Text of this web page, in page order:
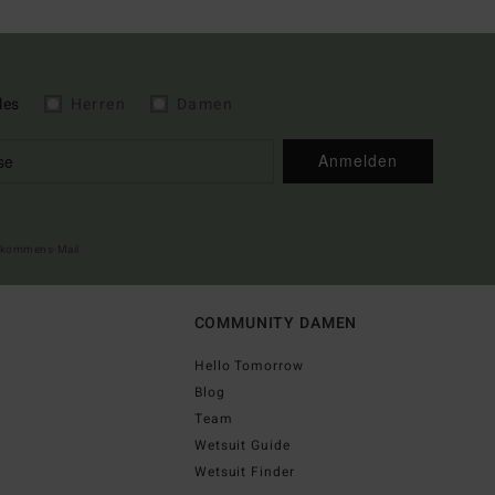
Anmelden
COMMUNITY DAMEN
Hello Tomorrow
Blog
Team
Wetsuit Guide
Wetsuit Finder